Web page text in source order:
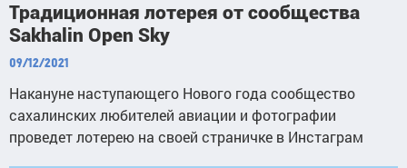
Традиционная лотерея от сообщества
Sakhalin Open Sky
09/12/2021
Накануне наступающего Нового года сообщество
сахалинских любителей авиации и фотографии
проведет лотерею на своей страничке в Инстаграм